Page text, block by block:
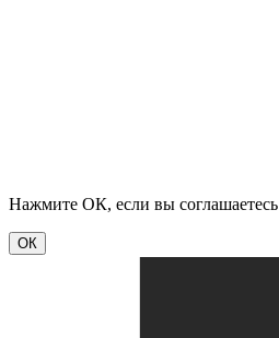
Нажмите ОК, если вы соглашаетесь
ОК